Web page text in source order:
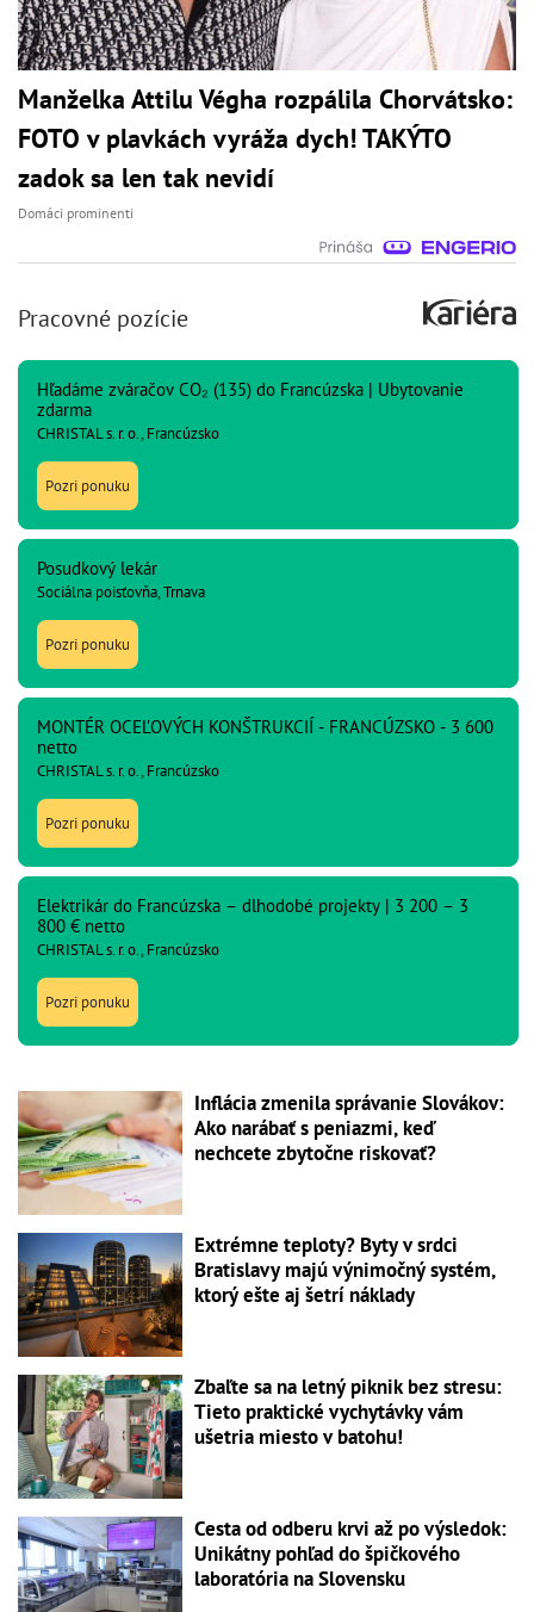
Manželka Attilu Végha rozpálila Chorvátsko:
FOTO v plavkách vyráža dych! TAKÝTO
zadok sa len tak nevidí
Domáci prominenti
Pracovné pozície
Hľadáme zváračov CO₂ (135) do Francúzska | Ubytovanie
zdarma
CHRISTAL s. r. o., Francúzsko
Pozri ponuku
Posudkový lekár
Sociálna poisťovňa, Trnava
Pozri ponuku
MONTÉR OCEĽOVÝCH KONŠTRUKCIÍ - FRANCÚZSKO - 3 600
netto
CHRISTAL s. r. o., Francúzsko
Pozri ponuku
Elektrikár do Francúzska – dlhodobé projekty | 3 200 – 3
800 € netto
CHRISTAL s. r. o., Francúzsko
Pozri ponuku
Inflácia zmenila správanie Slovákov:
Ako narábať s peniazmi, keď
nechcete zbytočne riskovať?
Extrémne teploty? Byty v srdci
Bratislavy majú výnimočný systém,
ktorý ešte aj šetrí náklady
Zbaľte sa na letný piknik bez stresu:
Tieto praktické vychytávky vám
ušetria miesto v batohu!
Cesta od odberu krvi až po výsledok:
Unikátny pohľad do špičkového
laboratória na Slovensku